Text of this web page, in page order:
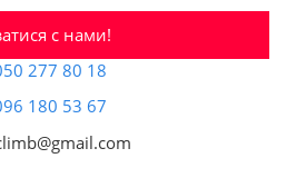
с нами!
277 80 18
180 53 67